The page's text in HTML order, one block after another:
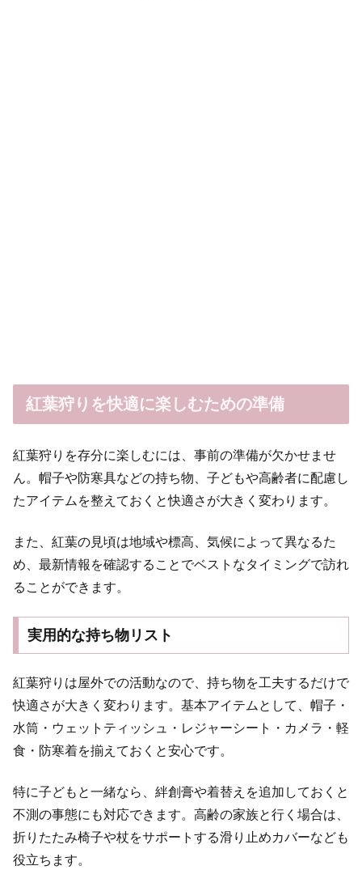
紅葉狩りを快適に楽しむための準備
紅葉狩りを存分に楽しむには、事前の準備が欠かせませ
ん。帽子や防寒具などの持ち物、子どもや高齢者に配慮し
たアイテムを整えておくと快適さが大きく変わります。
また、紅葉の見頃は地域や標高、気候によって異なるた
め、最新情報を確認することでベストなタイミングで訪れ
ることができます。
実用的な持ち物リスト
紅葉狩りは屋外での活動なので、持ち物を工夫するだけで
快適さが大きく変わります。基本アイテムとして、帽子・
水筒・ウェットティッシュ・レジャーシート・カメラ・軽
食・防寒着を揃えておくと安心です。
特に子どもと一緒なら、絆創膏や着替えを追加しておくと
不測の事態にも対応できます。高齢の家族と行く場合は、
折りたたみ椅子や杖をサポートする滑り止めカバーなども
役立ちます。